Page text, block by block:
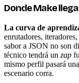
Donde Make
La curva de
enrutadores,
sabor a JSON no son
técnico tendrá un zap
mismo perfil pasará
escenario corra.